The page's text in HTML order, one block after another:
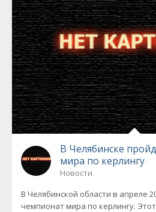
В Челябинске
мира по керлингу
Новости
В Челябинской области в апреле
чемпионат мира по керлингу.